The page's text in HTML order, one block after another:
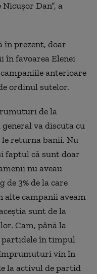
Dan”, a
în prezent, doar
în favoarea Elenei
anterioare
ordinul sutelor.
de la
va discuta cu
le returna banii. Nu
faptul că sunt doar
nu aveau
de 3% de la care
alte campanii aveam
sunt de la
Cam, până la
partidele în timpul
împrumuturi vin în
la activul de partid